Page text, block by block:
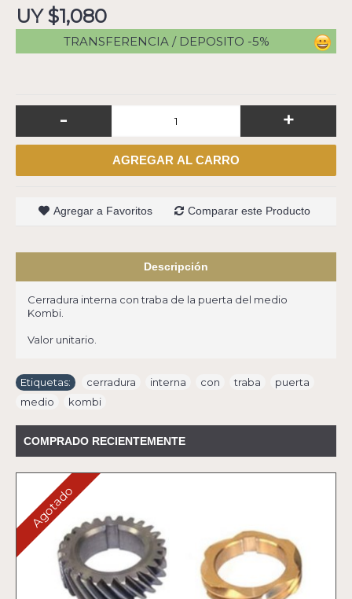
UY $1,080
TRANSFERENCIA / DEPOSITO -5%
- +
AGREGAR AL CARRO
Agregar a Favoritos Comparar este Producto
Descripción
Cerradura interna con traba de la puerta del medio
Kombi.
Valor unitario.
Etiquetas: cerradura interna con traba puerta
medio
kombi
COMPRADO RECIENTEMENTE
Agotado